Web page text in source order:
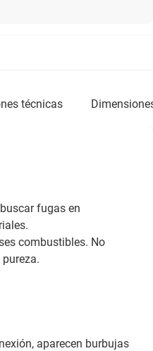
técnicas
fugas en
combustibles. No
aparecen burbujas